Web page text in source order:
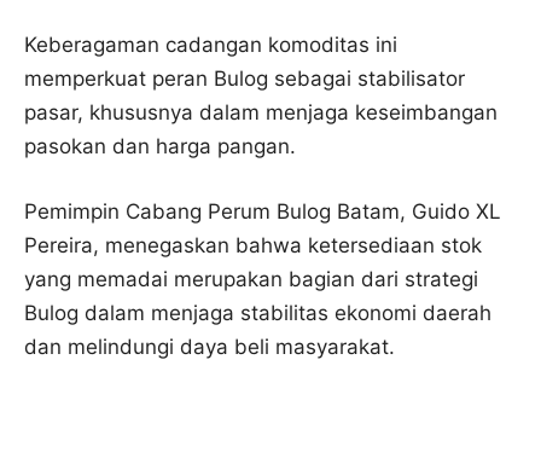
Keberagaman cadangan komoditas ini
memperkuat peran Bulog sebagai stabilisator
pasar, khususnya dalam menjaga keseimbangan
pasokan dan harga pangan.
Pemimpin Cabang Perum Bulog Batam, Guido XL
Pereira, menegaskan bahwa ketersediaan stok
yang memadai merupakan bagian dari strategi
Bulog dalam menjaga stabilitas ekonomi daerah
dan melindungi daya beli masyarakat.